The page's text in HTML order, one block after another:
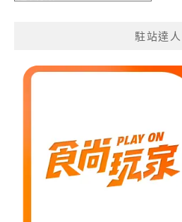
駐站達人